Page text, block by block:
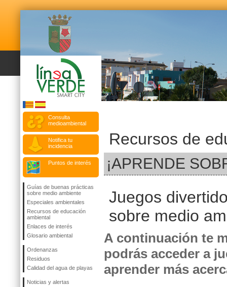
Consulta
medioambiental
Notifica tu
incidencia
Puntos de interés
Guías de buenas prácticas
sobre medio ambiente
Especiales ambientales
Recursos de educación
ambiental
Enlaces de interés
Glosario ambiental
Ordenanzas
Residuos
Calidad del agua de playas
Noticias y alertas
Recursos de
¡APRENDE
Juegos
sobre medio
A continuación te
podrás acceder a
aprender más